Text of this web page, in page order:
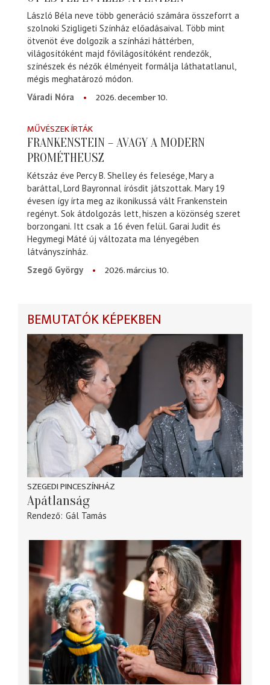
László Béla neve több generáció számára összeforrt a
szolnoki Szigligeti Színház előadásaival. Több mint
ötvenöt éve dolgozik a színházi háttérben,
világosítóként majd fővilágosítóként rendezők,
színészek és nézők élményeit formálja láthatatlanul,
mégis meghatározó módon.
Váradi Nóra
2026. december 10.
MŰVÉSZEK ÍRTÁK
FRANKENSTEIN – AVAGY A MODERN
PROMÉTHEUSZ
Kétszáz éve Percy B. Shelley és felesége, Mary a
baráttal, Lord Bayronnal írósdit játszottak. Mary 19
évesen így írta meg az ikonikussá vált Frankenstein
regényt. Sok átdolgozás lett, hiszen a közönség szeret
borzongani. Itt csak a 16 éven felül. Garai Judit és
Hegymegi Máté új változata ma lényegében
látványszínház.
Szegő György
2026. március 10.
BEMUTATÓK KÉPEKBEN
SZEGEDI PINCESZÍNHÁZ
Apátlanság
Rendező Gál Tamás